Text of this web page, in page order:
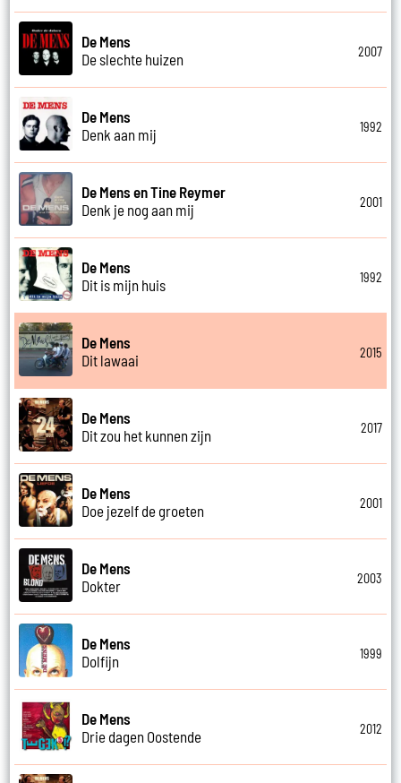
De Mens
De slechte huizen
2007
De Mens
Denk aan mij
1992
De Mens en Tine Reymer
Denk je nog aan mij
2001
De Mens
Dit is mijn huis
1992
De Mens
Dit lawaai
2015
De Mens
Dit zou het kunnen zijn
2017
De Mens
Doe jezelf de groeten
2001
De Mens
Dokter
2003
De Mens
Dolfijn
1999
De Mens
Drie dagen Oostende
2012